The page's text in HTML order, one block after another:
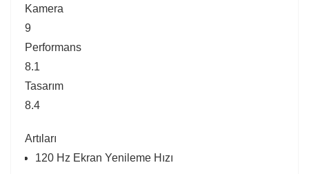
Kamera
9
Performans
8.1
Tasarım
8.4
Artıları
120 Hz Ekran Yenileme Hızı